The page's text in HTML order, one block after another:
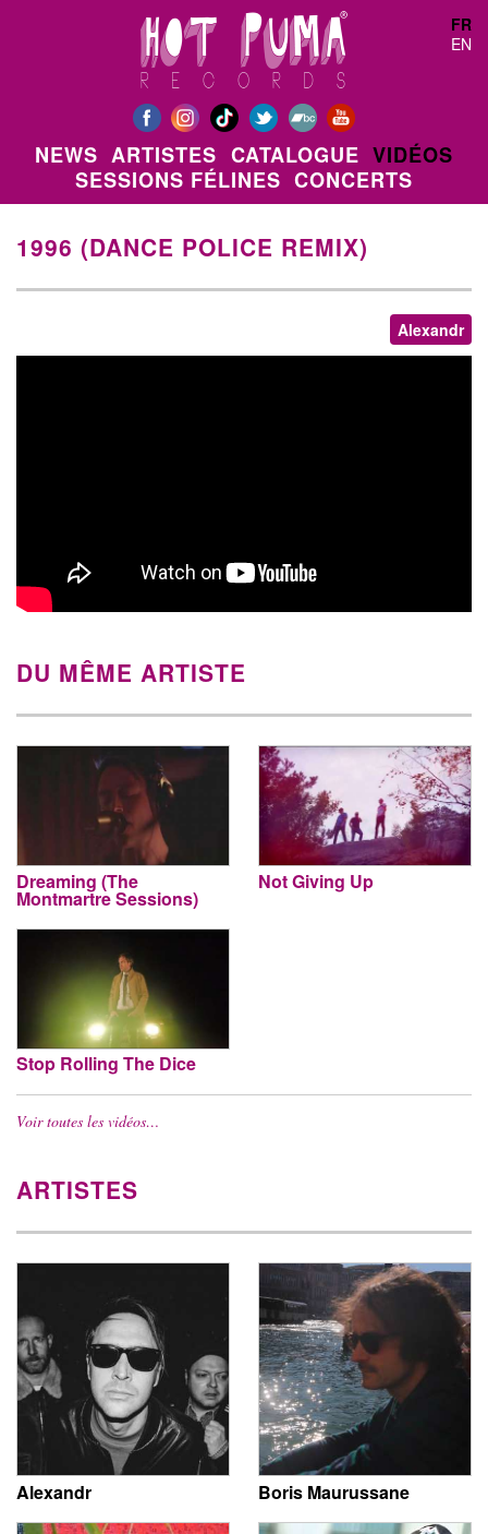
FR
EN
NEWS ARTISTES CATALOGUE VIDÉOS
SESSIONS FÉLINES CONCERTS
1996 (DANCE POLICE REMIX)
Alexandr
DU MÊME ARTISTE
Dreaming (The
Montmartre Sessions)
Not Giving Up
Stop Rolling The Dice
Voir toutes les vidéos…
ARTISTES
Alexandr Boris Maurussane